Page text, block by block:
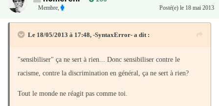
Membre, Posté(e) le 18 mai 2013
Le 18/05/2013 à 17:48, -SyntaxError- a dit :
"sensibiliser" ça ne sert à rien... Donc sensibiliser contre le
racisme, contre la discrimination en général, ça ne sert à rien?
Tout le monde ne réagit pas comme toi.